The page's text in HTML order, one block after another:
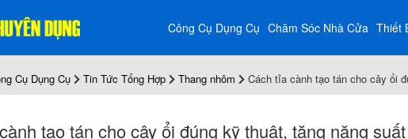
Công Cụ Dụng Cụ Chăm Sóc Nhà Cửa Thiết
Cụ Dụng Cụ Tin Tức Tổng Hợp Thang nhôm Cách tỉa cành tạo tán cho cây ổi
tạo tán cho cây ổi đúng kỹ thuật, tăng năng suất